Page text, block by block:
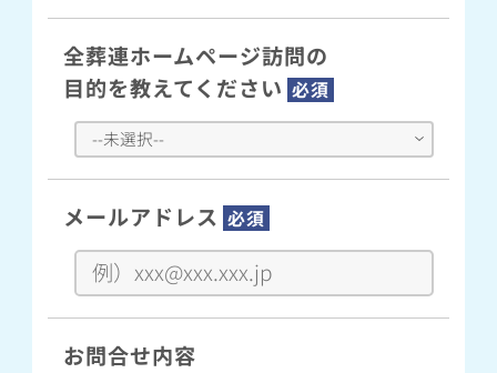
全葬連ホームページ訪問の
目的を教えてください 必須
メールアドレス 必須
お問合せ内容